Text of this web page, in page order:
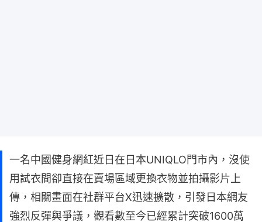
一名中國健身網紅近日在日本UNIQLO門市內，沒使
用試衣間卻直接在賣場區域更換衣物並拍攝影片上
傳，相關畫面在社群平台X迅速擴散，引發日本網友
強烈反彈與爭議，觀看數至今已經累計突破1600萬